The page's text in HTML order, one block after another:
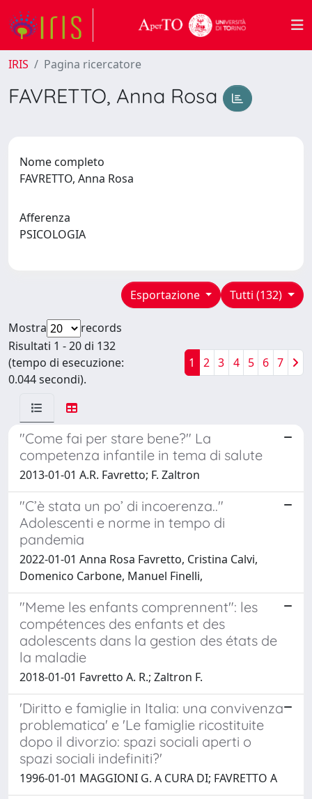
IRIS Pagina ricercatore
FAVRETTO, Anna Rosa
Nome completo
FAVRETTO, Anna Rosa
Afferenza
PSICOLOGIA
Tutti (132)
Esportazione
Mostra
records
Risultati 1 - 20 di 132
(tempo di esecuzione:
0.044 secondi).
1 2 3 4 5 6 7
"Come fai per stare bene?" La
competenza infantile in tema di salute
2013-01-01 A.R. Favretto; F. Zaltron
"C’è stata un po’ di incoerenza.."
Adolescenti e norme in tempo di
pandemia
2022-01-01 Anna Rosa Favretto, Cristina Calvi,
Domenico Carbone, Manuel Finelli,
"Meme les enfants comprennent": les
compétences des enfants et des
adolescents dans la gestion des états de
la maladie
2018-01-01 Favretto A. R.; Zaltron F.
'Diritto e famiglie in Italia: una convivenza
problematica' e 'Le famiglie ricostituite
dopo il divorzio: spazi sociali aperti o
spazi sociali indefiniti?'
1996-01-01 MAGGIONI G. A CURA DI; FAVRETTO A